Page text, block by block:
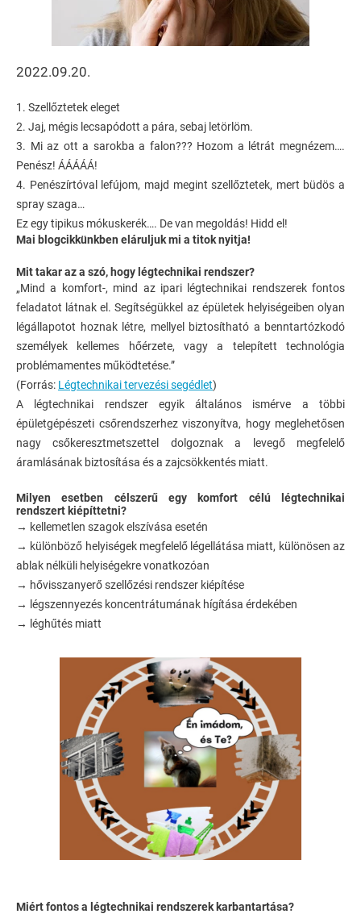
2022.09.20.
1. Szellőztetek eleget
2. Jaj, mégis lecsapódott a pára, sebaj letörlöm.
3. Mi az ott a sarokba a falon??? Hozom a létrát megnézem….
Penész! ÁÁÁÁÁ!
4. Penészírtóval lefújom, majd megint szellőztetek, mert büdös a
spray szaga…
Ez egy tipikus mókuskerék…. De van megoldás! Hidd el!
Mai blogcikkünkben eláruljuk mi a titok nyitja!
Mit takar az a szó, hogy légtechnikai rendszer?
„Mind a komfort-, mind az ipari légtechnikai rendszerek fontos
feladatot látnak el. Segítségükkel az épületek helyiségeiben olyan
légállapotot hoznak létre, mellyel biztosítható a benntartózkodó
személyek kellemes hőérzete, vagy a telepített technológia
problémamentes működtetése.”
(Forrás: Légtechnikai tervezési segédlet)
A légtechnikai rendszer egyik általános ismérve a többi
épületgépészeti csőrendszerhez viszonyítva, hogy meglehetősen
nagy csőkeresztmetszettel dolgoznak a levegő megfelelő
áramlásának biztosítása és a zajcsökkentés miatt.
Milyen esetben célszerű egy komfort célú légtechnikai
rendszert kiépíttetni?
→ kellemetlen szagok elszívása esetén
→ különböző helyiségek megfelelő légellátása miatt, különösen az
ablak nélküli helyiségekre vonatkozóan
→ hővisszanyerő szellőzési rendszer kiépítése
→ légszennyezés koncentrátumának hígítása érdekében
→ léghűtés miatt
Miért fontos a légtechnikai rendszerek karbantartása?